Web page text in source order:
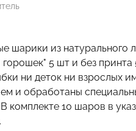
шарики из натурального
5 шт и без принта
ни деток ни взрослых
и обработаны
комплекте 10 шаров в